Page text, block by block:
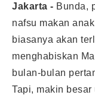
Jakarta - Bunda,
nafsu makan
biasanya akan
menghabiskan
bulan-bulan
Tapi, makin